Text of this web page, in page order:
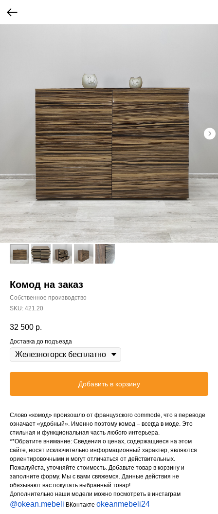
Комод на заказ
Собственное производство
SKU: 421.20
32 500 р.
Доставка до подъезда
Добавить в корзину
Слово «комод» произошло от французского commode, что в переводе
означает «удобный». Именно поэтому комод – всегда в моде. Это
стильная и функциональная часть любого интерьера.
**Обратите внимание: Сведения о ценах, содержащиеся на этом
сайте, носят исключительно информационный характер, являются
ориентировочными и могут отличаться от действительных.
Пожалуйста, уточняйте стоимость. Добавьте товар в корзину и
заполните форму. Мы с вами свяжемся. Данные действия не
обязывают вас покупать выбранный товар!
Дополнительно наши модели можно посмотреть в инстаграм
@okean.mebeli ВКонтакте okeanmebeli24